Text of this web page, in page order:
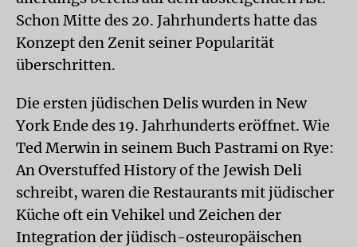
Schon Mitte des 20. Jahrhunderts hatte das
Konzept den Zenit seiner Popularität
überschritten.
Die ersten jüdischen Delis wurden in New
York Ende des 19. Jahrhunderts eröffnet. Wie
Ted Merwin in seinem Buch Pastrami on Rye:
An Overstuffed History of the Jewish Deli
schreibt, waren die Restaurants mit jüdischer
Küche oft ein Vehikel und Zeichen der
Integration der jüdisch-osteuropäischen